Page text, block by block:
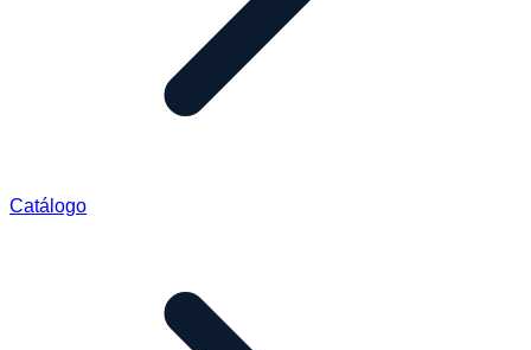
Catálogo